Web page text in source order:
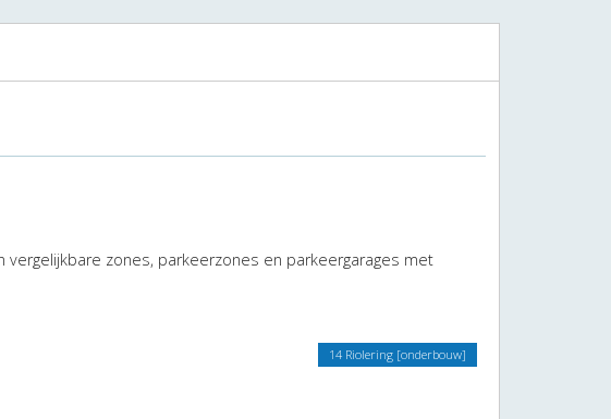
zones, parkeerzones en parkeergarages met
14 Riolering [onderbouw]